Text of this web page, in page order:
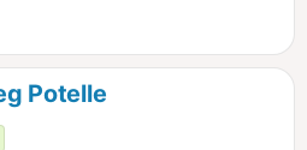
Potelle